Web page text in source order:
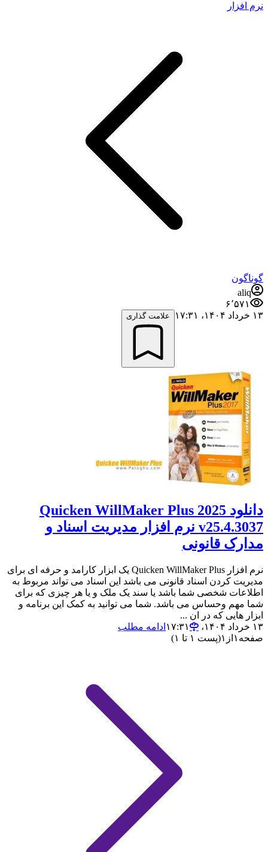
نرم افزار
گوناگون
aliq
۶٬۵۷۱
۱۳ خرداد ۱۴۰۴،‏ ۱۷:۳۱
علامت گذاری
دانلود Quicken WillMaker Plus 2025
v25.4.3037 نرم افزار مدیریت اسناد و
مدارک قانونی
نرم افزار Quicken WillMaker Plus یک ابزار کارامد و حرفه ای برای
مدیریت کردن اسناد قانونی می باشد این اسناد می تواند مربوط به
اطلاعات شخصی شما باشد یا سند یک ملک و یا هر چیزی که برای
شما مهم وحساس می باشد. شما می توانید به کمک این برنامه و
ابزار هایی که در ان ...
۱۳ خرداد ۱۴۰۴،‏ ۱۷:۳۱
ادامه مطلب
صفحه ۱ از ۱(پست ۱ تا ۱)